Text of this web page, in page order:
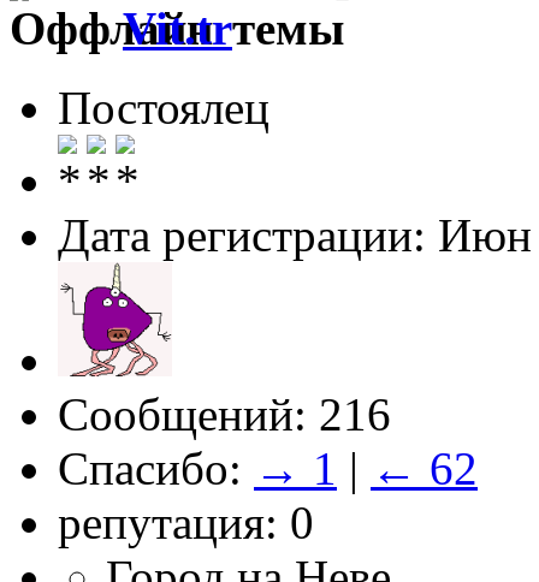
Vit.tr
Постоялец
Дата регистрации:
Сообщений: 216
Спасибо: → 1 | ← 62
репутация: 0